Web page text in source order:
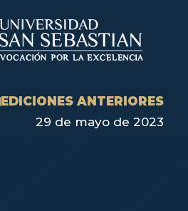
EDICIONES ANTERIORES
29 de mayo de 2023